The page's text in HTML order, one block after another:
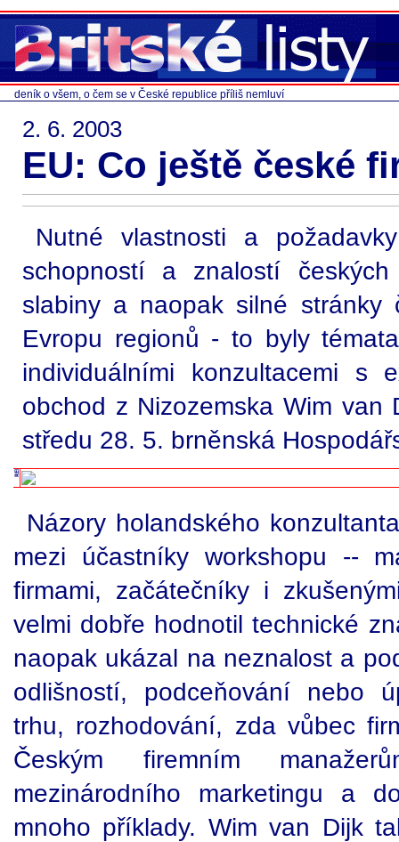
deník o všem, o čem se v České republice příliš nemluví
2. 6. 2003
EU: Co ještě české
Nutné vlastnosti a
schopností a znalostí
slabiny a naopak silné stránky
Evropu regionů - to byly
individuálními konzultacemi s
obchod z Nizozemska Wim van
středu 28. 5. brněnská
Názory holandského
mezi účastníky workshopu --
firmami, začátečníky i
velmi dobře hodnotil technické
naopak ukázal na neznalost a
odlišností, podceňování nebo
trhu, rozhodování, zda vůbec
Českým firemním
mezinárodního marketingu a
mnoho příklady. Wim van Dijk